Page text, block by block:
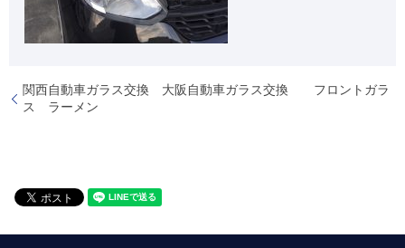
関西自動車ガラス交換 大阪自動車ガラス交換 フロントガラ
ス ラーメン